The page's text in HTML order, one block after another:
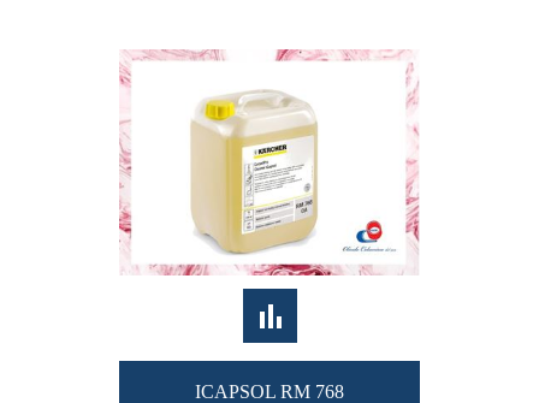
ICAPSOL RM 768